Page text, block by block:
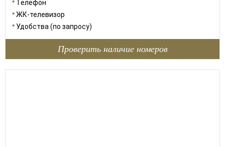
Телефон
ЖК-телевизор
Удобства (по запросу)
Проверить наличие номеров